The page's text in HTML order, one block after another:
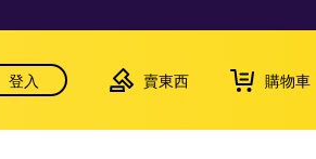
登入 賣東西 購物車